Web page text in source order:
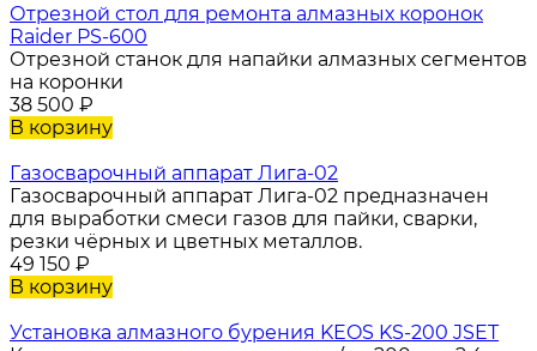
Отрезной стол для ремонта алмазных коронок
Raider PS-600
Отрезной станок для напайки алмазных сегментов
на коронки
38 500 ₽
В корзину
Газосварочный аппарат Лига-02
Газосварочный аппарат Лига-02 предназначен
для выработки смеси газов для пайки, сварки,
резки чёрных и цветных металлов.
49 150 ₽
В корзину
Установка алмазного бурения KEOS KS-200 JSET